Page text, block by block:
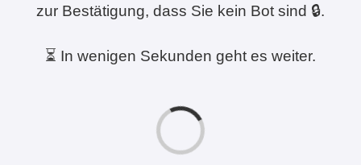
zur Bestätigung, dass Sie kein Bot sind 🔒.
⏳ In wenigen Sekunden geht es weiter.